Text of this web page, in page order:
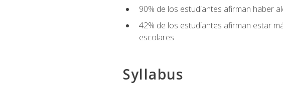
90% de los estudiantes afirman haber
42% de los estudiantes afirman estar
escolares
Syllabus